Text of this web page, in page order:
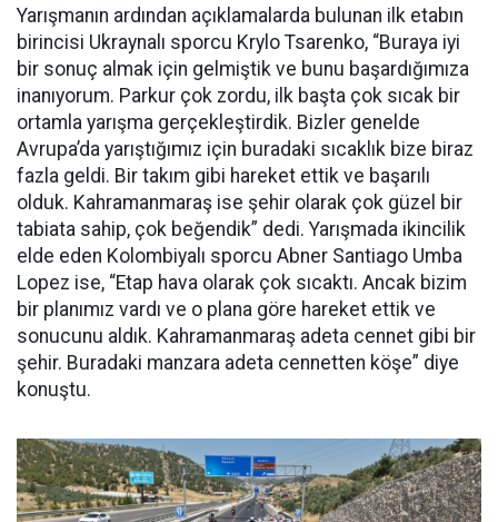
Yarışmanın ardından açıklamalarda bulunan ilk etabın
birincisi Ukraynalı sporcu Krylo Tsarenko, “Buraya iyi
bir sonuç almak için gelmiştik ve bunu başardığımıza
inanıyorum. Parkur çok zordu, ilk başta çok sıcak bir
ortamla yarışma gerçekleştirdik. Bizler genelde
Avrupa’da yarıştığımız için buradaki sıcaklık bize biraz
fazla geldi. Bir takım gibi hareket ettik ve başarılı
olduk. Kahramanmaraş ise şehir olarak çok güzel bir
tabiata sahip, çok beğendik” dedi. Yarışmada ikincilik
elde eden Kolombiyalı sporcu Abner Santiago Umba
Lopez ise, “Etap hava olarak çok sıcaktı. Ancak bizim
bir planımız vardı ve o plana göre hareket ettik ve
sonucunu aldık. Kahramanmaraş adeta cennet gibi bir
şehir. Buradaki manzara adeta cennetten köşe” diye
konuştu.